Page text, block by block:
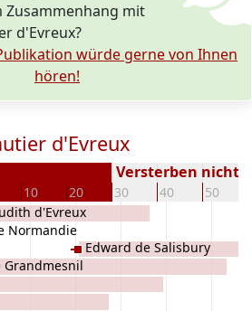
Zusammenhang mit
d'Evreux?
würde gerne von Ihnen
hören!
d'Evreux
10 20 30 40 50
Versterben nicht
Normandie
Grandmesnil
d'Evreux
Edward de Salisbury